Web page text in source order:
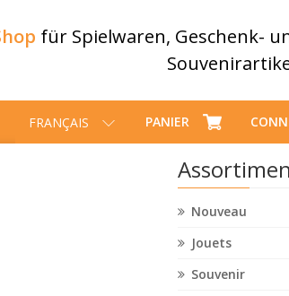
für Spielwaren, Geschenk-
FRANÇAIS PANIER
Nouveau
Jouets
Souvenir